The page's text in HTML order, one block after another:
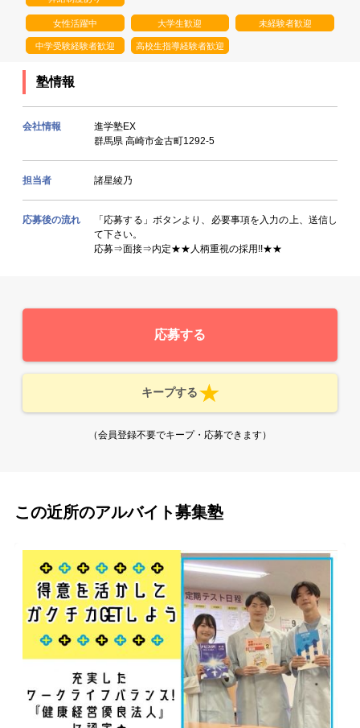
女性活躍中 大学生歓迎 未経験者歓迎
中学受験経験者歓迎 高校生指導経験者歓迎
塾情報
会社情報
進学塾EX
群馬県 高崎市金古町1292-5
担当者 諸星綾乃
応募後の流れ
「応募する」ボタンより、必要事項を入力の上、送信し
て下さい。
応募⇒面接⇒内定★★人柄重視の採用!!★★
応募する
キープする
（会員登録不要でキープ・応募できます）
この近所のアルバイト募集塾